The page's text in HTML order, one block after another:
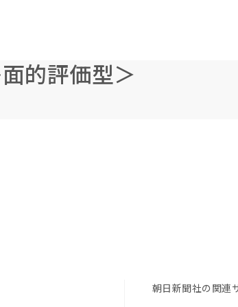
的評価型＞
朝日新聞社の関連